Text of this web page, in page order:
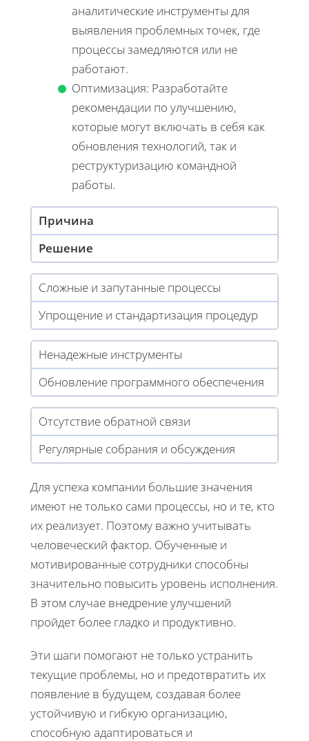
аналитические инструменты для
выявления проблемных точек, где
процессы замедляются или не
работают.
Оптимизация: Разработайте
рекомендации по улучшению,
которые могут включать в себя как
обновления технологий, так и
реструктуризацию командной
работы.
Причина
Решение
Сложные и запутанные процессы
Упрощение и стандартизация процедур
Ненадежные инструменты
Обновление программного обеспечения
Отсутствие обратной связи
Регулярные собрания и обсуждения
Для успеха компании большие значения
имеют не только сами процессы, но и те, кто
их реализует. Поэтому важно учитывать
человеческий фактор. Обученные и
мотивированные сотрудники способны
значительно повысить уровень исполнения.
В этом случае внедрение улучшений
пройдет более гладко и продуктивно.
Эти шаги помогают не только устранить
текущие проблемы, но и предотвратить их
появление в будущем, создавая более
устойчивую и гибкую организацию,
способную адаптироваться и